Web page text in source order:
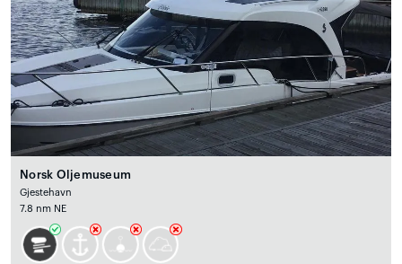
Norsk Oljemuseum
Gjestehavn
7.8 nm NE